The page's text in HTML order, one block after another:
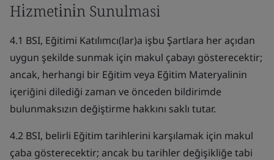
Hi̇zmeti̇ni̇n Sunulmasi
4.1 BSI, Eğitimi Katılımcı(lar)a işbu Şartlara her açıdan
uygun şekilde sunmak için makul çabayı gösterecektir;
ancak, herhangi bir Eğitim veya Eğitim Materyalinin
içeriğini dilediği zaman ve önceden bildirimde
bulunmaksızın değiştirme hakkını saklı tutar.
4.2 BSI, belirli Eğitim tarihlerini karşılamak için makul
çaba gösterecektir; ancak bu tarihler değişikliğe tabi